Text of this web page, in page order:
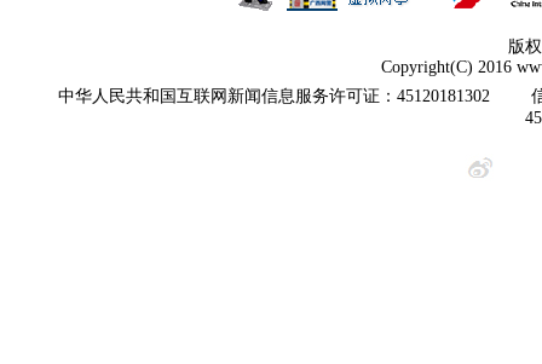
版
Copyright(C) 2016
中华人民共和国互联网新闻信息服务许可证：45120181302